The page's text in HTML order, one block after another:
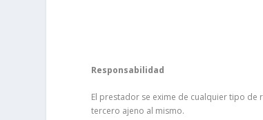
Responsabilidad
El prestador se exime de cualquier tipo
tercero ajeno al mismo.